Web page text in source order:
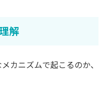
解
カニズムで起こるのか、